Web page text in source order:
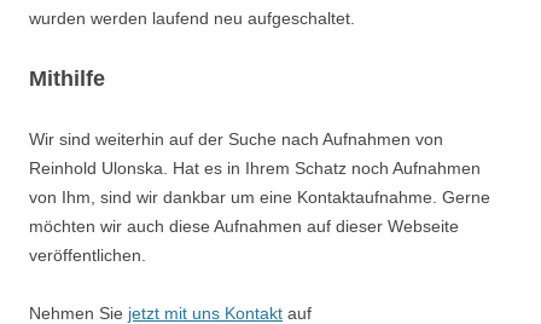
wurden werden laufend neu aufgeschaltet.
Mithilfe
Wir sind weiterhin auf der Suche nach Aufnahmen von
Reinhold Ulonska. Hat es in Ihrem Schatz noch Aufnahmen
von Ihm, sind wir dankbar um eine Kontaktaufnahme. Gerne
möchten wir auch diese Aufnahmen auf dieser Webseite
veröffentlichen.
Nehmen Sie jetzt mit uns Kontakt auf